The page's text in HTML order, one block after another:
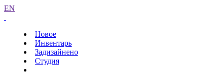
EN
Новое
Инвентарь
Задизайнено
Студия